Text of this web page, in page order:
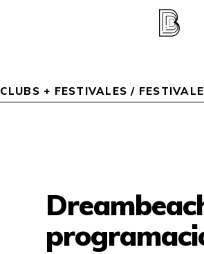
CLUBS + FESTIVALES /